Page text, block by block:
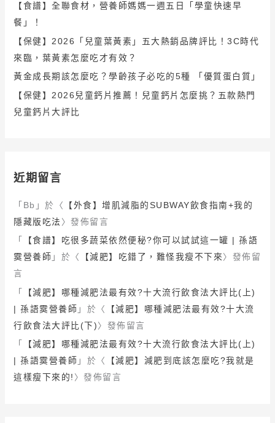
【食譜】全聯食材，營養師媽媽一週五日「學童快速早
餐」！
【保健】2026「兒童葉黃素」五大熱銷品牌評比！3C時代
來臨，葉黃素怎麼吃才有效？
黃金成長期該怎麼吃？學齡孩子必吃的5種 「優質蛋白質」
【保健】2026兒童鈣片推薦！兒童鈣片怎麼挑？五款熱門
兒童鈣片大評比
近期留言
「 Bb 」於〈
【外食】增肌減脂的SUBWAY飲食指南+我的
隱藏版吃法 〉發佈留言
「
【食譜】吃很多蔬菜依然便秘?你可以試試這一罐 | 孫語
霙營養師 」於〈 【減肥】吃錯了，難怪我瘦不下來〉發佈留
言
「
【減肥】哪種減肥法最有效?十大流行飲食法大評比(上)
| 孫語霙營養師 」於〈
【減肥】哪種減肥法最有效?十大流
行飲食法大評比(下)〉發佈留言
「
【減肥】哪種減肥法最有效?十大流行飲食法大評比(上)
| 孫語霙營養師 」於〈
【減肥】減肥到底該怎麼吃?我就是
這樣瘦下來的! 〉發佈留言